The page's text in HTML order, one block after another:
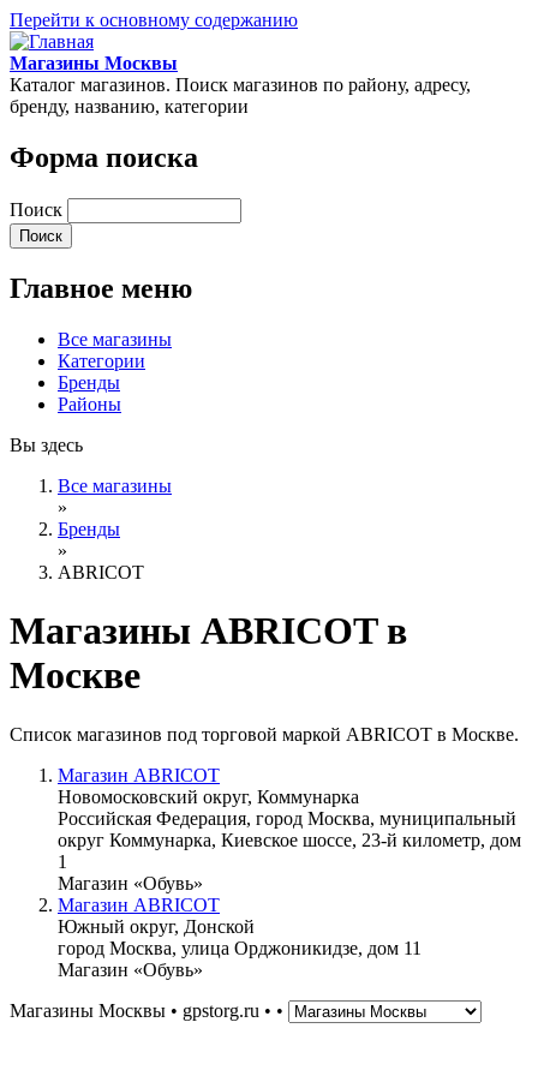
Перейти к основному содержанию
Магазины Москвы
Каталог магазинов. Поиск магазинов по району, адресу,
бренду, названию, категории
Форма поиска
Поиск
Главное меню
Все магазины
Категории
Бренды
Районы
Вы здесь
Все магазины
»
Бренды
»
ABRICOT
Магазины ABRICOT в
Москве
Список магазинов под торговой маркой ABRICOT в Москве.
Магазин ABRICOT
Новомосковский округ, Коммунарка
Российская Федерация, город Москва, муниципальный
округ Коммунарка, Киевское шоссе, 23-й километр, дом
1
Магазин «Обувь»
Магазин ABRICOT
Южный округ, Донской
город Москва, улица Орджоникидзе, дом 11
Магазин «Обувь»
Магазины Москвы • gpstorg.ru • •